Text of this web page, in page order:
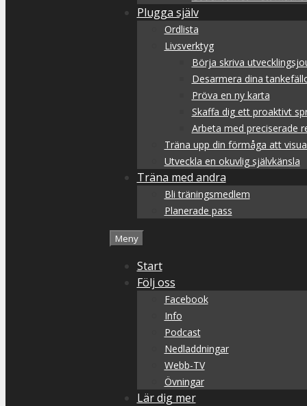
Plugga själv
Ordlista
Livsverktyg
Börja skriva
Desarmera dina
Pröva en ny karta
Skaffa dig ett proaktivt
Arbeta med preciserade
Träna upp din förmåga att
Utveckla en okuvlig självkänsla
Träna med andra
Bli träningsmedlem
Planerade pass
Meny
Start
Följ oss
Facebook
Info
Podcast
Nedladdningar
Webb-TV
Övningar
Lär dig mer